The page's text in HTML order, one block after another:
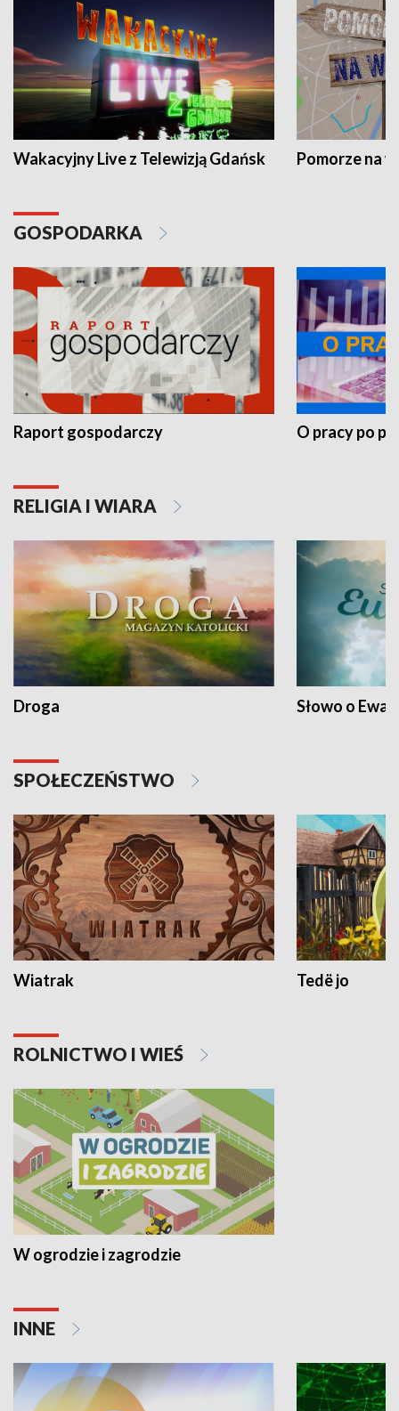
Wakacyjny Live z Telewizją Gdańsk Pomorze na
GOSPODARKA
Raport gospodarczy O pracy po
RELIGIA I WIARA
Droga Słowo o
SPOŁECZEŃSTWO
Wiatrak Tedë jo
ROLNICTWO I WIEŚ
W ogrodzie i zagrodzie
INNE